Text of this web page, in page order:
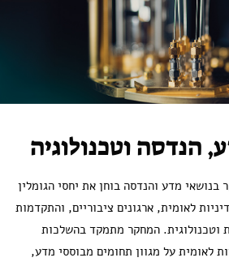
הנדסה וטכנולוגיה
בנושאי מדע והנדסה בוחן את יחסי הגומלין
לאומית, ארגונים ציבוריים, והתקדמות
וטכנולוגית. המחקר מתמקד בהשלכות
לאומית על מגוון תחומים מבוססי מדע,